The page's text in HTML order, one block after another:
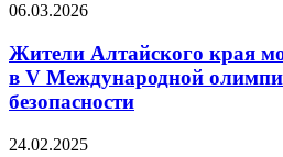
06.03.2026
Жители Алтайского края
в V Международной
безопасности
24.02.2025